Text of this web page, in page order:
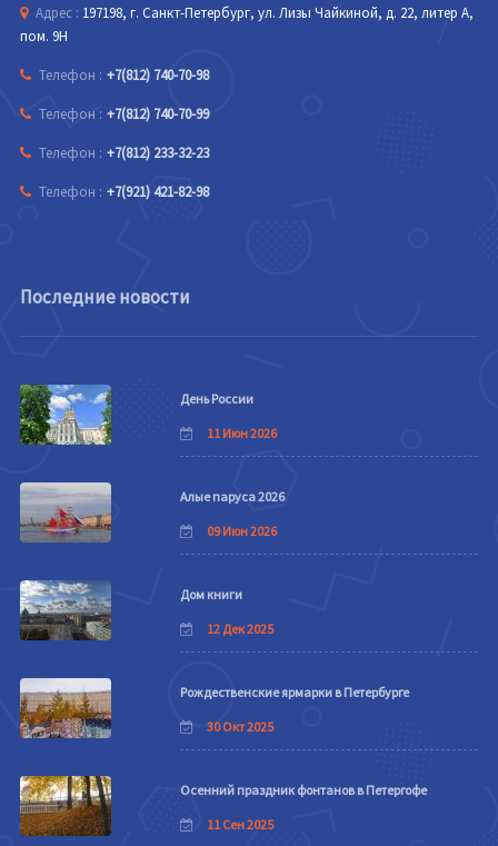
Адрес : 197198, г. Санкт-Петербург, ул. Лизы Чайкиной, д. 22, литер А,
пом. 9Н
Телефон : +7(812) 740-70-98
Телефон : +7(812) 740-70-99
Телефон : +7(812) 233-32-23
Телефон : +7(921) 421-82-98
Последние новости
День России
11 Июн 2026
Алые паруса 2026
09 Июн 2026
Дом книги
12 Дек 2025
Рождественские ярмарки в Петербурге
30 Окт 2025
Осенний праздник фонтанов в Петергофе
11 Сен 2025